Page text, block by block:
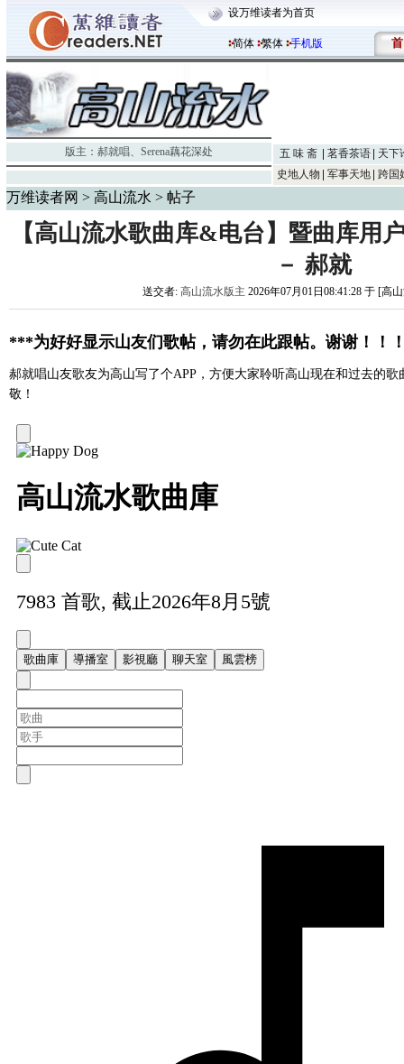
设万维读者为首页
简体 繁体 手机版 首
版主： 郝就唱、 Serena藕花深处 五 味 斋 茗香茶语
天下
史地人物
军事天地 跨国
万维读者网 > 高山流水 > 帖子
【高山流水歌曲库&电台】暨曲库用
－ 郝就
送交者: 高山流水版主 2026年07月01日08:41:28 于 [高
***为好好显示山友们歌帖，请勿在此跟帖。谢谢！！
郝就唱山友歌友为高山写了个APP，方便大家聆听高山现在和过去的歌
敬！